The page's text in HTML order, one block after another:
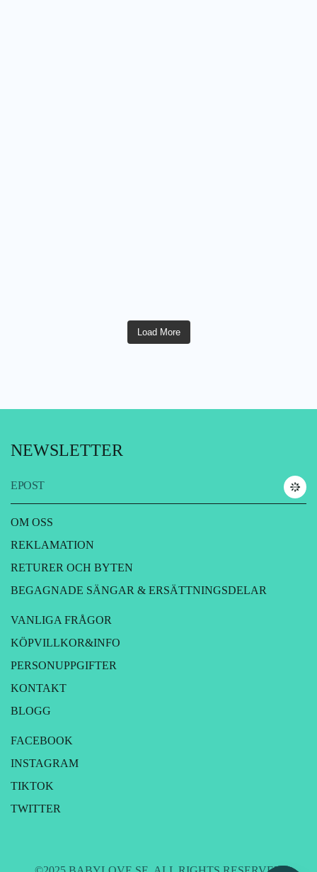
Load More
NEWSLETTER
EPOST
OM OSS
REKLAMATION
RETURER OCH BYTEN
BEGAGNADE SÄNGAR & ERSÄTTNINGSDELAR
VANLIGA FRÅGOR
KÖPVILLKOR&INFO
PERSONUPPGIFTER
KONTAKT
BLOGG
FACEBOOK
INSTAGRAM
TIKTOK
TWITTER